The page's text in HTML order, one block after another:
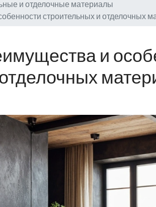
и отделочные материалы
строительных и отделочных
и